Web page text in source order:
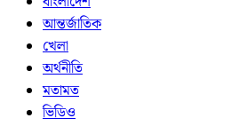
আন্তর্জাতিক
খেলা
অর্থনীতি
মতামত
ভিডিও